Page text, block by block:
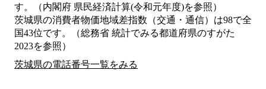
す。（内閣府 県民経済計算(令和元年度)を参照）
茨城県の消費者物価地域差指数（交通・通信）は98で全
国43位です。（総務省 統計でみる都道府県のすがた
2023を参照）
茨城県の電話番号一覧をみる